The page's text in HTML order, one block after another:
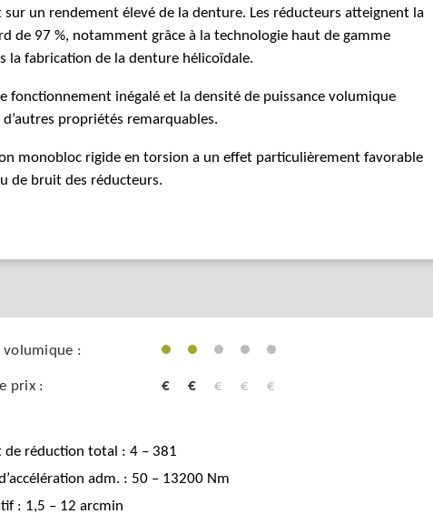
sur un rendement élevé de la denture. Les réducteurs atteignent la
de 97 %, notamment grâce à la technologie haut de gamme
la fabrication de la denture hélicoïdale.
fonctionnement inégalé et la densité de puissance volumique
propriétés remarquables.
monobloc rigide en torsion a un effet particulièrement favorable
de bruit des réducteurs.
volumique :
prix : € € € € €
de réduction total : 4 – 381
adm. : 50 – 13200 Nm
: 1,5 – 12 arcmin